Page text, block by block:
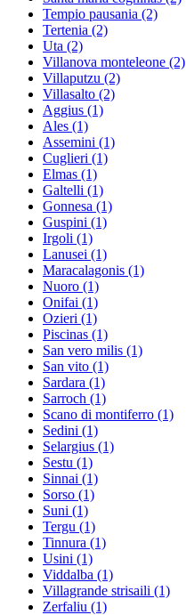
Tempio pausania (2)
Tertenia (2)
Uta (2)
Villanova monteleone (2)
Villaputzu (2)
Villasalto (2)
Aggius (1)
Ales (1)
Assemini (1)
Cuglieri (1)
Elmas (1)
Galtelli (1)
Gonnesa (1)
Guspini (1)
Irgoli (1)
Lanusei (1)
Maracalagonis (1)
Nuoro (1)
Onifai (1)
Ozieri (1)
Piscinas (1)
San vero milis (1)
San vito (1)
Sardara (1)
Sarroch (1)
Scano di montiferro (1)
Sedini (1)
Selargius (1)
Sestu (1)
Sinnai (1)
Sorso (1)
Suni (1)
Tergu (1)
Tinnura (1)
Usini (1)
Viddalba (1)
Villagrande strisaili (1)
Zerfaliu (1)